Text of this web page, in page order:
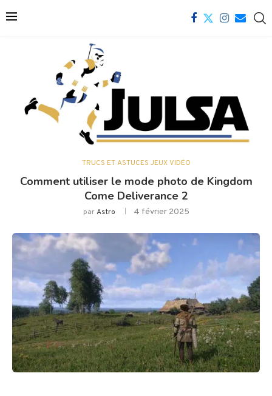
TRUCS ET ASTUCES JEUX VIDÉO
Comment utiliser le mode photo de Kingdom
Come Deliverance 2
parAstro 4 février 2025